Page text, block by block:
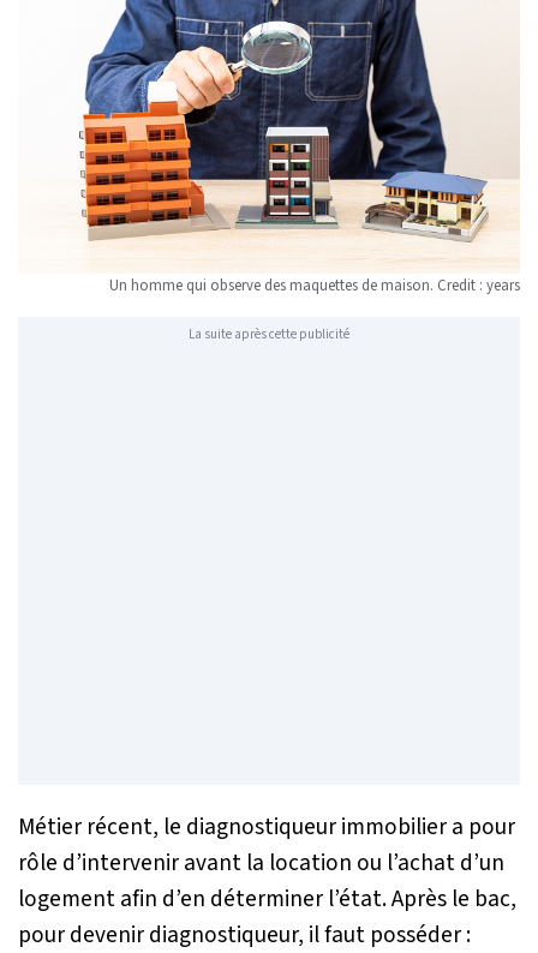
Un homme qui observe des maquettes de maison. Credit : years
La suite après cette publicité
Métier récent, le diagnostiqueur immobilier a pour
rôle d’intervenir avant la location ou l’achat d’un
logement afin d’en déterminer l’état. Après le bac,
pour devenir diagnostiqueur, il faut posséder :